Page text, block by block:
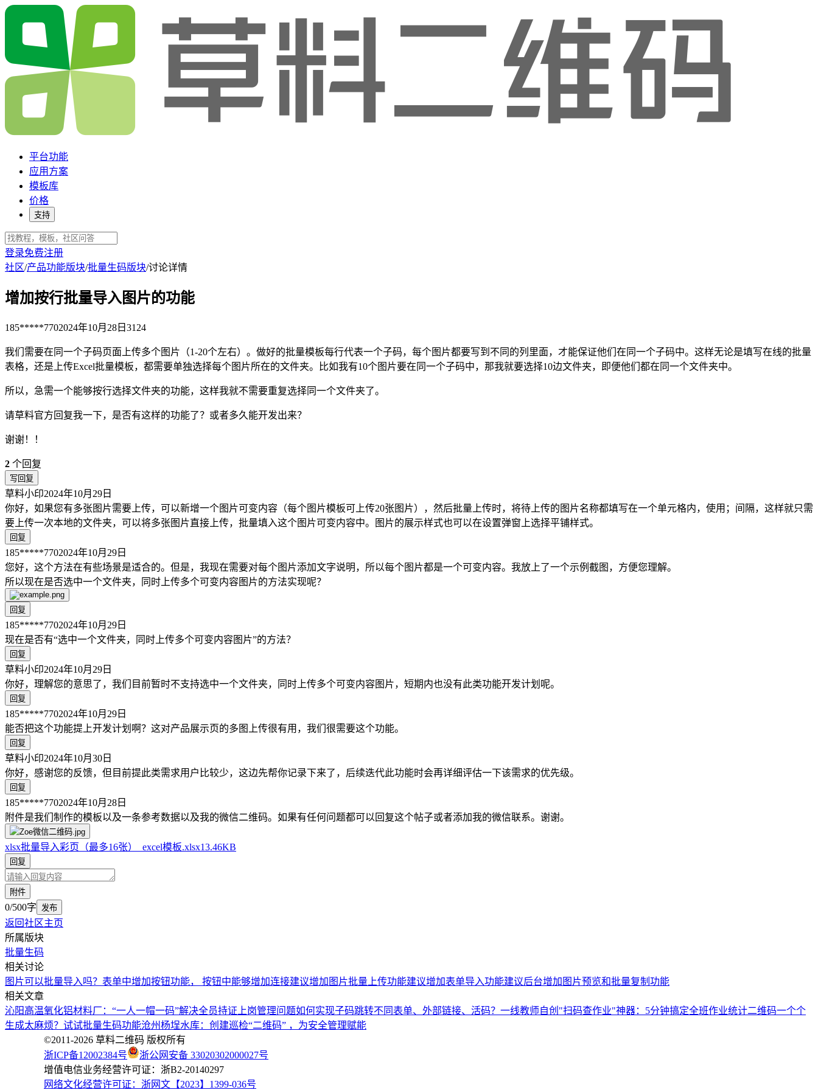
平台功能
应用方案
模板库
价格
支持
登录免费注册
社区/产品功能版块/批量生码版块/讨论详情
增加按行批量导入图片的功能
185*****7702024年10月28日 3124
我们需要在同一个子码页面上传多个图片（1-20个左右）。做好的批量模板每行代表一个子码，每个图片都要写到不同的列里面，才能保证他们在同一个子码中。这样无论是填写在线的批量
表格，还是上传Excel批量模板，都需要单独选择每个图片所在的文件夹。比如我有10个图片要在同一个子码中，那我就要选择10边文件夹，即便他们都在同一个文件夹中。
所以，急需一个能够按行选择文件夹的功能，这样我就不需要重复选择同一个文件夹了。
请草料官方回复我一下，是否有这样的功能了？或者多久能开发出来？
谢谢！！
2 个回复
写回复
草料小印2024年10月29日
你好，如果您有多张图片需要上传，可以新增一个图片可变内容（每个图片模板可上传20张图片），然后批量上传时，将待上传的图片名称都填写在一个单元格内，使用；间隔，这样就只需
要上传一次本地的文件夹，可以将多张图片直接上传，批量填入这个图片可变内容中。图片的展示样式也可以在设置弹窗上选择平铺样式。
回复
185*****7702024年10月29日
您好，这个方法在有些场景是适合的。但是，我现在需要对每个图片添加文字说明，所以每个图片都是一个可变内容。我放上了一个示例截图，方便您理解。
所以现在是否选中一个文件夹，同时上传多个可变内容图片的方法实现呢？
回复
185*****7702024年10月29日
现在是否有“选中一个文件夹，同时上传多个可变内容图片”的方法？
回复
草料小印2024年10月29日
你好，理解您的意思了，我们目前暂时不支持选中一个文件夹，同时上传多个可变内容图片，短期内也没有此类功能开发计划呢。
回复
185*****7702024年10月29日
能否把这个功能提上开发计划啊？这对产品展示页的多图上传很有用，我们很需要这个功能。
回复
草料小印2024年10月30日
你好，感谢您的反馈，但目前提此类需求用户比较少，这边先帮你记录下来了，后续迭代此功能时会再详细评估一下该需求的优先级。
回复
185*****7702024年10月28日
附件是我们制作的模板以及一条参考数据以及我的微信二维码。如果有任何问题都可以回复这个帖子或者添加我的微信联系。谢谢。
xlsx批量导入彩页（最多16张）_excel模板.xlsx13.46KB
回复
附件
0/500字 发布
返回社区主页
所属版块
批量生码
相关讨论
图片可以批量导入吗？ 表单中增加按钮功能， 按钮中能够增加连接建议增加图片批量上传功能建议增加表单导入功能建议后台增加图片预览和批量复制功能
相关文章
沁阳高温氧化铝材料厂：“一人一帽一码”解决全员持证上岗管理问题如何实现子码跳转不同表单、外部链接、活码？ 一线教师自创"扫码查作业"神器：5分钟搞定全班作业统计二维码一个个
生成太麻烦？试试批量生码功能沧州杨埕水库：创建巡检“二维码” ，为安全管理赋能
©2011-2026 草料二维码 版权所有
浙ICP备12002384号
浙公网安备 33020302000027号
增值电信业务经营许可证：浙B2-20140297
网络文化经营许可证：浙网文【2023】1399-036号